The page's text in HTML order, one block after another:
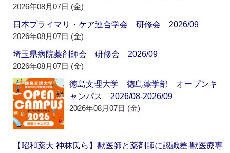
2026年08月07日 (金)
日本プライマリ・ケア連合学会 研修会 2026/09
2026年08月07日 (金)
埼玉県病院薬剤師会 研修会 2026/09
2026年08月07日 (金)
徳島文理大学 徳島薬学部 オープンキ
ャンパス 2026/08-2026/09
2026年08月07日 (金)
【昭和薬大 神林氏ら】獣医師と薬剤師に認識差‐獣医療専